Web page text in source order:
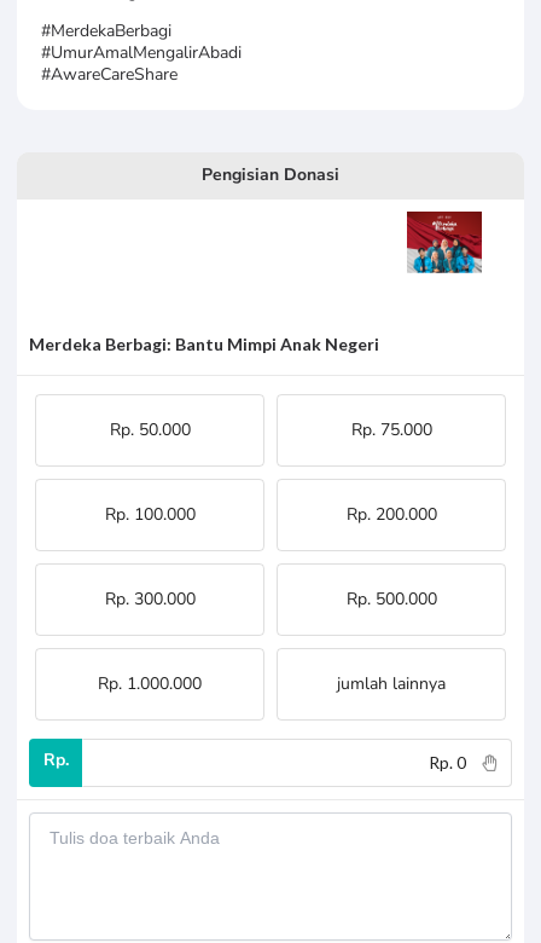
#MerdekaBerbagi
#UmurAmalMengalirAbadi
#AwareCareShare
Pengisian Donasi
Merdeka Berbagi: Bantu Mimpi Anak Negeri
Rp. 50.000 Rp. 75.000
Rp. 100.000 Rp. 200.000
Rp. 300.000 Rp. 500.000
Rp. 1.000.000 jumlah lainnya
Rp.